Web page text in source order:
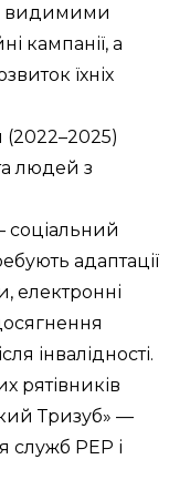
видимими
кампанії, а
їхніх
адаптації
електронні
інвалідності.
Тризуб» —
служб РЕР і